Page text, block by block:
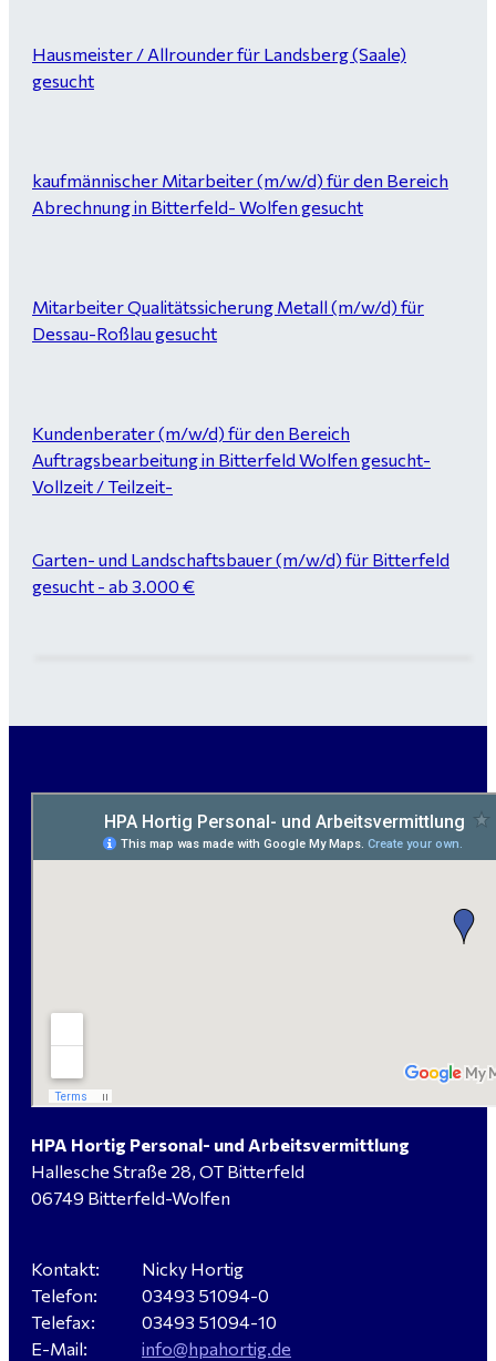
Hausmeister / Allrounder für Landsberg (Saale)
gesucht
kaufmännischer Mitarbeiter (m/w/d) für den Bereich
Abrechnung in Bitterfeld- Wolfen gesucht
Mitarbeiter Qualitätssicherung Metall (m/w/d) für
Dessau-Roßlau gesucht
Kundenberater (m/w/d) für den Bereich
Auftragsbearbeitung in Bitterfeld Wolfen gesucht-
Vollzeit / Teilzeit-
Garten- und Landschaftsbauer (m/w/d) für Bitterfeld
gesucht - ab 3.000 €
handwerklicher Allrounder (m/w/d) für Bitterfeld-
Wolfen gesucht
Sandersdorf- Brehna gesucht
Verkäufer / Fachberater (m/w/d) - Baustoffe Fliesen -
Servicemeister Kfz (m/w/d) - Bitterfeld-Wolfen
gesucht - ab 4.500,00 €
HPA Hortig Personal- und Arbeitsvermittlung
Hallesche Straße 28, OT Bitterfeld
06749 Bitterfeld-Wolfen
Kontakt:
Telefon:
Telefax:
E-Mail:
Nicky Hortig
03493 51094-0
03493 51094-10
info@hpahortig.de